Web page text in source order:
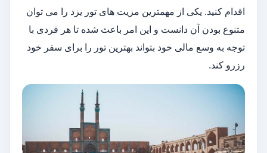
اقدام کنید. یکی از مهمترین مزیت های تور یزد را می توان
متنوع بودن آن دانست و این امر باعث شده تا هر فردی با
توجه به وسع مالی خود بتواند بهترین تور را برای سفر خود
رزرو کند.